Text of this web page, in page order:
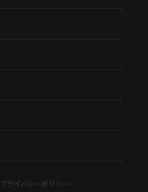
プライバシーポリシー